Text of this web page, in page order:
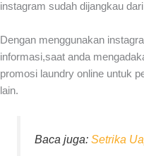
instagram sudah dijangkau
Dengan menggunakan
informasi,saat anda
promosi laundry online untuk
lain.
Baca juga:Setrika